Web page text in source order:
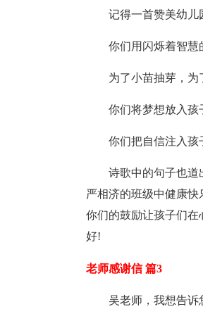
记得一首赞美幼儿
你们用闪烁着智慧
为了小苗抽芽，为
你们将梦想放入孩
你们把自信注入孩
诗歌中的句子也道
严相济的班级中健康
你们的鼓励让孩子们
好!
老师感谢信 篇3
吴老师，我想告诉